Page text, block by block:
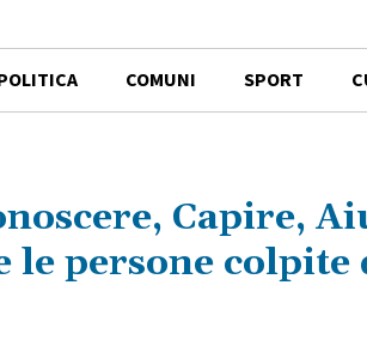
COMUNI SPORT
Capire,
le persone